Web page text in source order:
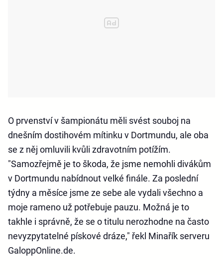
O prvenství v šampionátu měli svést souboj na
dnešním dostihovém mítinku v Dortmundu, ale oba
se z něj omluvili kvůli zdravotním potížím.
"Samozřejmě je to škoda, že jsme nemohli divákům
v Dortmundu nabídnout velké finále. Za poslední
týdny a měsíce jsme ze sebe ale vydali všechno a
moje rameno už potřebuje pauzu. Možná je to
takhle i správně, že se o titulu nerozhodne na často
nevyzpytatelné pískové dráze," řekl Minařík serveru
GaloppOnline.de.